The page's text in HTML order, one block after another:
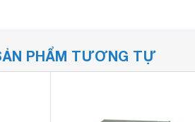
PHẨM TƯƠNG TỰ